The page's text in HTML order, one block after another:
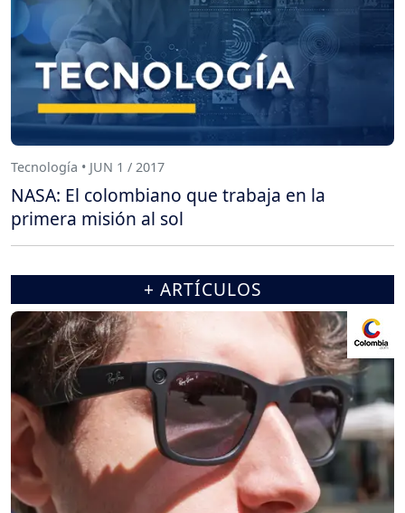
Tecnología • JUN 1 / 2017
NASA: El colombiano que trabaja en la
primera misión al sol
+ ARTÍCULOS